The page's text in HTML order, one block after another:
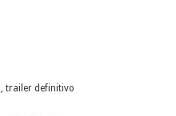
, trailer definitivo